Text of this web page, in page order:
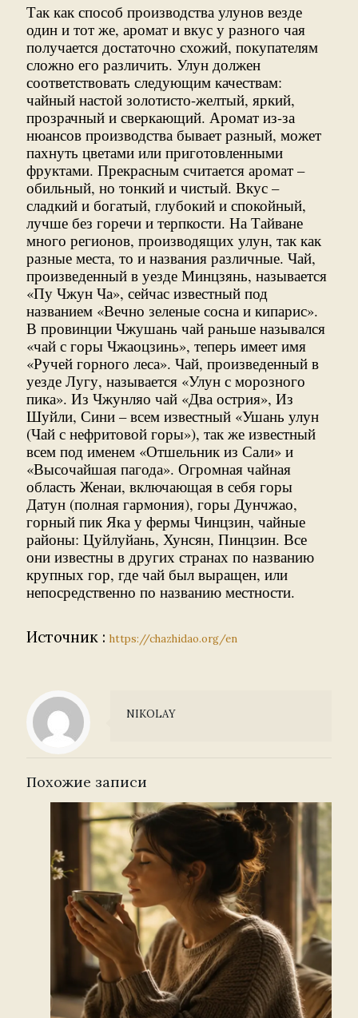
Так как способ производства улунов везде
один и тот же, аромат и вкус у разного чая
получается достаточно схожий, покупателям
сложно его различить. Улун должен
соответствовать следующим качествам:
чайный настой золотисто-желтый, яркий,
прозрачный и сверкающий. Аромат из-за
нюансов производства бывает разный, может
пахнуть цветами или приготовленными
фруктами. Прекрасным считается аромат –
обильный, но тонкий и чистый. Вкус –
сладкий и богатый, глубокий и спокойный,
лучше без горечи и терпкости. На Тайване
много регионов, производящих улун, так как
разные места, то и названия различные. Чай,
произведенный в уезде Минцзянь, называется
«Пу Чжун Ча», сейчас известный под
названием «Вечно зеленые сосна и кипарис».
В провинции Чжушань чай раньше назывался
«чай с горы Чжаоцзинь», теперь имеет имя
«Ручей горного леса». Чай, произведенный в
уезде Лугу, называется «Улун с морозного
пика». Из Чжунляо чай «Два острия», Из
Шуйли, Сини – всем известный «Ушань улун
(Чай с нефритовой горы»), так же известный
всем под именем «Отшельник из Сали» и
«Высочайшая пагода». Огромная чайная
область Женаи, включающая в себя горы
Датун (полная гармония), горы Дунчжао,
горный пик Яка у фермы Чинцзин, чайные
районы: Цуйлуйань, Хунсян, Пинцзин. Все
они известны в других странах по названию
крупных гор, где чай был выращен, или
непосредственно по названию местности.
Источник : https://chazhidao.org/en
NIKOLAY
Похожие записи